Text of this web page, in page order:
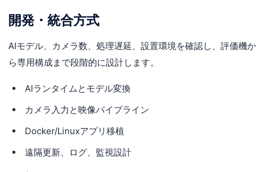
開発・統合方式
AIモデル、カメラ数、処理遅延、設置環境を確認し、評価機か
ら専用構成まで段階的に設計します。
AIランタイムとモデル変換
カメラ入力と映像パイプライン
Docker/Linuxアプリ移植
遠隔更新、ログ、監視設計